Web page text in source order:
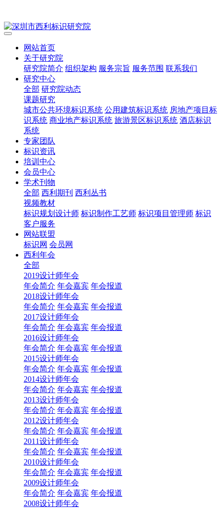
网站首页
关于研究院
研究院简介 组织架构 服务宗旨 服务范围 联系我们
研究中心
全部 研究院动态
课题研究
城市公共环境标识系统 公用建筑标识系统 房地产项目标
识系统 商业地产标识系统 旅游景区标识系统 酒店标识
系统
专家团队
标识资讯
培训中心
会员中心
学术刊物
全部 西利期刊 西利丛书
视频教材
标识规划设计师 标识制作工艺师 标识项目管理师 标识
客户服务
网站联盟
标识网 会员网
西利年会
全部
2019设计师年会
年会简介 年会嘉宾 年会报道
2018设计师年会
年会简介 年会嘉宾 年会报道
2017设计师年会
年会简介 年会嘉宾 年会报道
2016设计师年会
年会简介 年会嘉宾 年会报道
2015设计师年会
年会简介 年会嘉宾 年会报道
2014设计师年会
年会简介 年会嘉宾 年会报道
2013设计师年会
年会简介 年会嘉宾 年会报道
2012设计师年会
年会简介 年会嘉宾 年会报道
2011设计师年会
年会简介 年会嘉宾 年会报道
2010设计师年会
年会简介 年会嘉宾 年会报道
2009设计师年会
年会简介 年会嘉宾 年会报道
2008设计师年会